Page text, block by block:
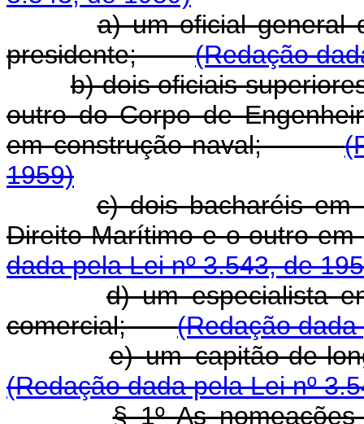
a) um oficial general
presidente;(Redação
b) dois oficiais
outro do Corpo de
em construção naval;
1959)
c) dois bacharéis em
Direito Marítimo e o outro
dada pela Lei nº 3.543, de
d) um especialista
comercial;(Redação
e) um capitão-de-
(Redação dada pela Lei nº
§ 1º As